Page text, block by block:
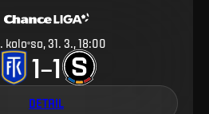
. kolo so, 31. 3., 18:00
1–1
DETAIL